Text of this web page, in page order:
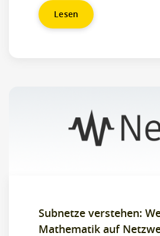
Lesen
Subnetze verstehen:
Mathematik auf